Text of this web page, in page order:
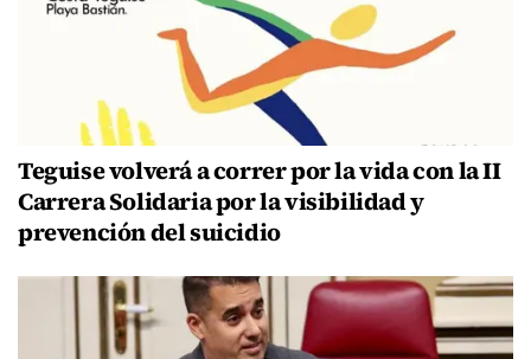
Teguise volverá a correr por la vida con la II
Carrera Solidaria por la visibilidad y
prevención del suicidio